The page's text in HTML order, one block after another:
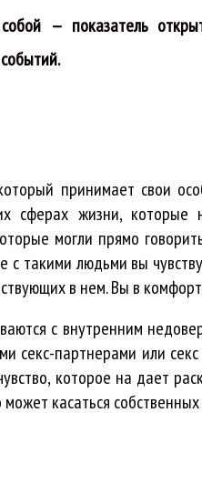
— показатель
принимает свои
сферах жизни, которые
могли прямо
с такими людьми вы
в нем. Вы в
с внутренним
секс-партнерами или
которое на дает
касаться